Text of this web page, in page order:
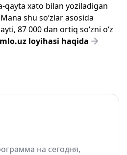
qayta xato bilan yoziladigan
shu so‘zlar asosida
87 000 dan ortiq so‘zni o‘z
loyihasi haqida
на сегодня,